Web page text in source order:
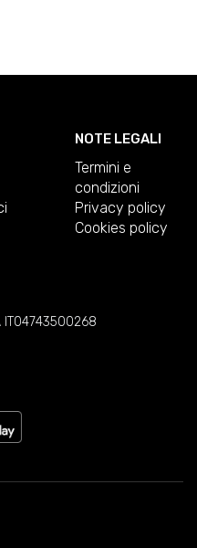
NOTE LEGALI
Termini e
condizioni
Privacy policy
Cookies policy
IT04743500268